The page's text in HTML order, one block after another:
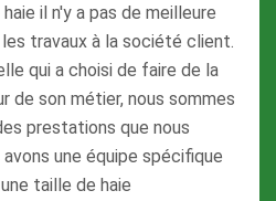
il n'y a pas de meilleure
travaux à la société client.
qui a choisi de faire de la
de son métier, nous sommes
prestations que nous
avons une équipe spécifique
taille de haie